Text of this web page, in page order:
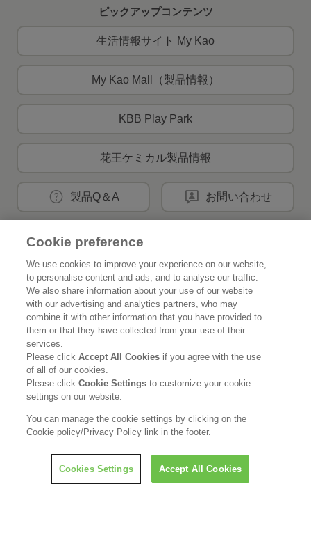
ピックアップコンテンツ
生活情報サイト My Kao
My Kao Mall（製品情報）
KBB Play Park
花王ケミカル製品情報
製品Q＆A お問い合わせ
Home 花王について
サステナビリティ イノベーション
ニュースルーム 採用情報
利用者情報の外部送信 ソーシャルメディアポリシー
Cookie preference
We use cookies to improve your experience on our website,
to personalise content and ads, and to analyse our traffic.
We also share information about your use of our website
with our advertising and analytics partners, who may
combine it with other information that you have provided to
them or that they have collected from your use of their
services.
Please clickAccept All Cookies if you agree with the use
of all of our cookies.
Please clickCookie Settingsto customize your cookie
settings on our website.
You can manage the cookie settings by clicking on the
Cookie policy/Privacy Policy link in the footer.
Cookies Settings Accept All Cookies